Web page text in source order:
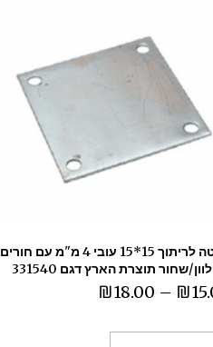
פלטה לריתוך 15*15 עובי 4 מ"מ עם חורים
שחור תוצרת הארץ דגם 331540
₪
–
₪18.00